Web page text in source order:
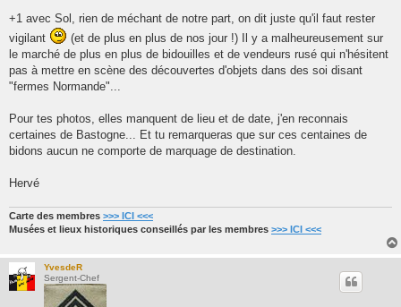
g
+1 avec Sol, rien de méchant de notre part, on dit juste qu'il faut rester
vigilant
(et de plus en plus de nos jour !) Il y a malheureusement sur
le marché de plus en plus de bidouilles et de vendeurs rusé qui n'hésitent
pas à mettre en scène des découvertes d'objets dans des soi disant
"fermes Normande"...
Pour tes photos, elles manquent de lieu et de date, j'en reconnais
certaines de Bastogne... Et tu remarqueras que sur ces centaines de
bidons aucun ne comporte de marquage de destination.
Hervé
Carte des membres >>> ICI <<<
Musées et lieux historiques conseillés par les membres >>> ICI <<<
YvesdeR
Sergent-Chef